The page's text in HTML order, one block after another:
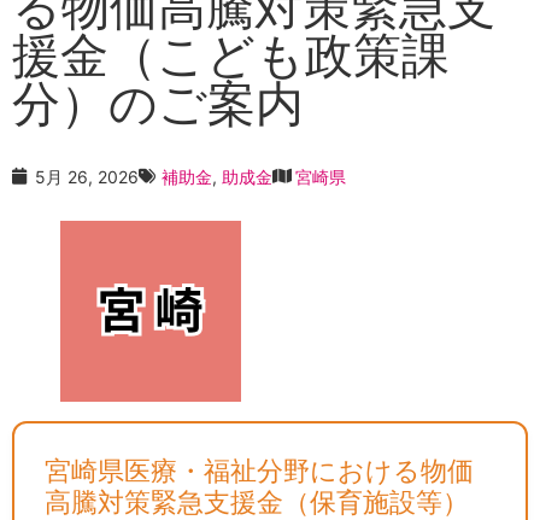
援金（こども政策課
分）のご案内
5月 26, 2026 補助金, 助成金 宮崎県
宮崎県医療・福祉分野における物価
高騰対策緊急支援金（保育施設等）